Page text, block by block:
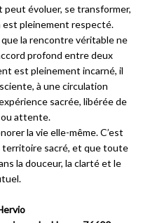
peut évoluer, se transformer,
pleinement respecté.
la rencontre véritable ne
profond entre deux
est pleinement incarné, il
à une circulation
sacrée, libérée de
attente.
la vie elle-même. C’est
sacré, et que toute
la douceur, la clarté et le